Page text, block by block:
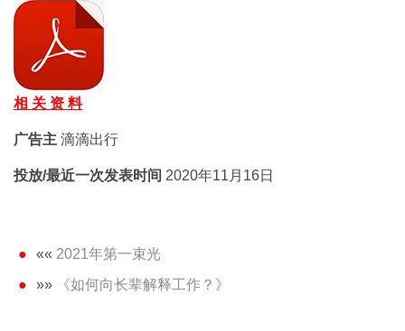
相 关 资 料
广告主 滴滴出行
投放/最近一次发表时间 2020年11月16日
«« 2021年第一束光
»»
《如何向长辈解释工作？》